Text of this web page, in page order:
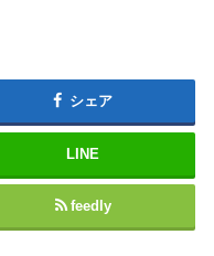
シェア
LINE
feedly